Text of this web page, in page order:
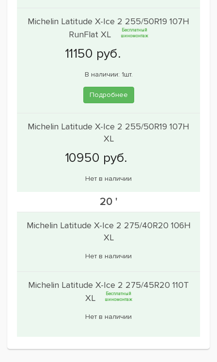
Michelin Latitude X-Ice 2 255/50R19 107H
RunFlat XL
Бесплатный
шиномонтаж
В наличии: 1шт.
Подробнее
Michelin Latitude X-Ice 2 255/50R19 107H
XL
Нет в наличии
20 '
Michelin Latitude X-Ice 2 275/40R20 106H
XL
Нет в наличии
Michelin Latitude X-Ice 2 275/45R20 110T
XL
Бесплатный
шиномонтаж
Нет в наличии